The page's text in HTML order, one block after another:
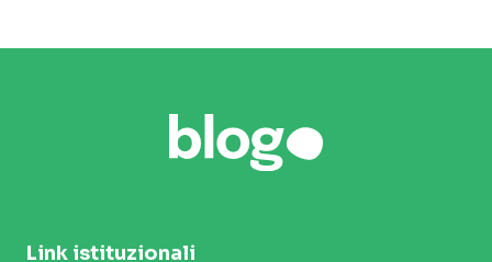
Link istituzionali